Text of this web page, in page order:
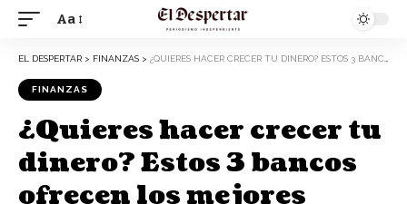
Aa
EL DESPERTAR > FINANZAS > ¿QUIERES HACER CRECER TU DINERO? ESTOS 3 BANCOS OFRECEN LOS MEJORES RENDIMIENTOS
FINANZAS
¿Quieres hacer crecer tu
dinero? Estos 3 bancos
ofrecen los mejores